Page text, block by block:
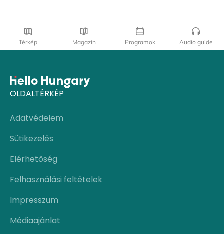
Térkép Magazin Programok Audio guide
OLDALTÉRKÉP
Adatvédelem
Sütikezelés
Elérhetőség
Felhasználási feltételek
Impresszum
Médiaajánlat